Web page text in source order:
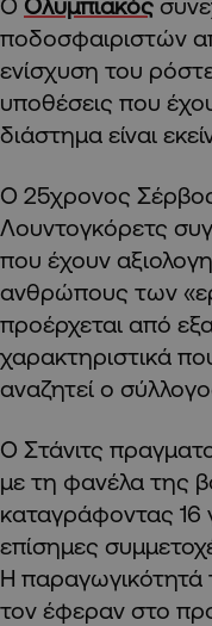
Ο Ολυμπιακός
ποδοσφαιριστών
ενίσχυση του
υποθέσεις που
διάστημα είναι
Ο 25χρονος
Λουντογκόρετς
που έχουν
ανθρώπους των
προέρχεται από
χαρακτηριστικά
αναζητεί ο
Ο Στάνιτς
με τη φανέλα της
καταγράφοντας 16
επίσημες
Η παραγωγικότητά
τον έφεραν στο